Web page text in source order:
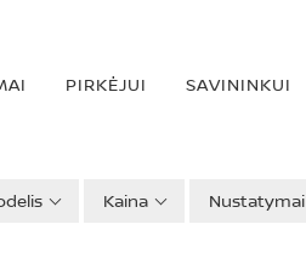
PIRKĖJUI SAVININKUI
Kaina Nustatymai